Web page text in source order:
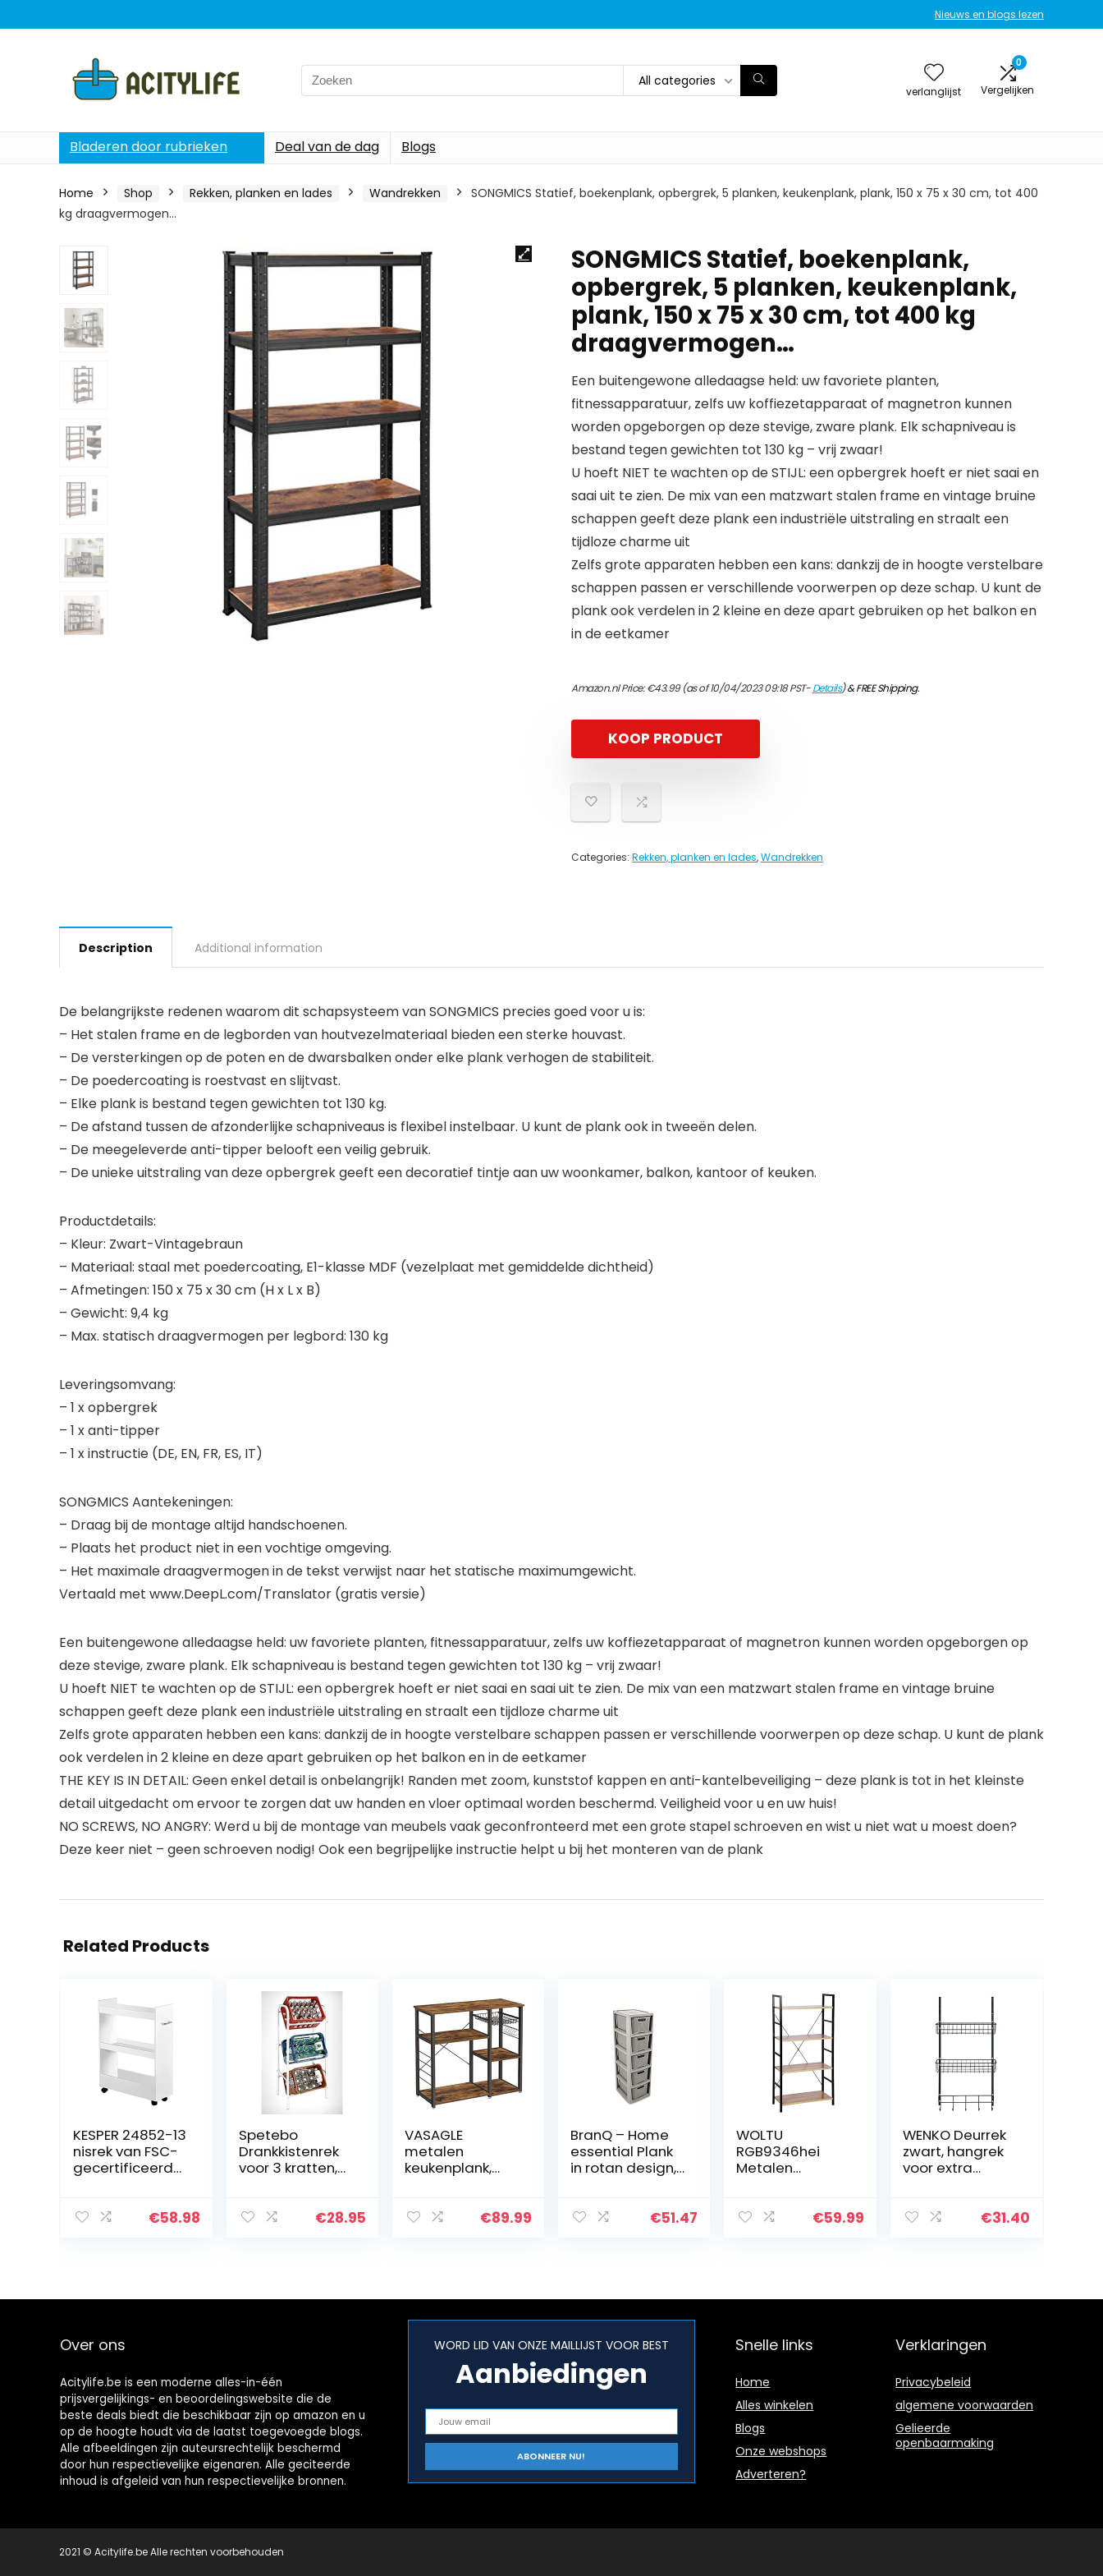
Nieuws en blogs lezen
Search
for:
All categories
verlanglijst
0
Vergelijken
Bladeren door rubrieken Deal van de dag Blogs
Home Shop Rekken, planken en lades Wandrekken
SONGMICS Statief, boekenplank, opbergrek, 5 planken, keukenplank, plank, 150 x 75 x 30 cm, tot 400
kg draagvermogen…
SONGMICS Statief, boekenplank,
opbergrek, 5 planken, keukenplank,
plank, 150 x 75 x 30 cm, tot 400 kg
draagvermogen…
Een buitengewone alledaagse held: uw favoriete planten,
fitnessapparatuur, zelfs uw koffiezetapparaat of magnetron kunnen
worden opgeborgen op deze stevige, zware plank. Elk schapniveau is
bestand tegen gewichten tot 130 kg – vrij zwaar!
U hoeft NIET te wachten op de STIJL: een opbergrek hoeft er niet saai en
saai uit te zien. De mix van een matzwart stalen frame en vintage bruine
schappen geeft deze plank een industriële uitstraling en straalt een
tijdloze charme uit
Zelfs grote apparaten hebben een kans: dankzij de in hoogte verstelbare
schappen passen er verschillende voorwerpen op deze schap. U kunt de
plank ook verdelen in 2 kleine en deze apart gebruiken op het balkon en
in de eetkamer
Amazon.nl Price:€43.99(as of 10/04/2023 09:18 PST-Details)&FREE Shipping.
KOOP PRODUCT
Categories: Rekken, planken en lades,Wandrekken
Description Additional information
De belangrijkste redenen waarom dit schapsysteem van SONGMICS precies goed voor u is:
– Het stalen frame en de legborden van houtvezelmateriaal bieden een sterke houvast.
– De versterkingen op de poten en de dwarsbalken onder elke plank verhogen de stabiliteit.
– De poedercoating is roestvast en slijtvast.
– Elke plank is bestand tegen gewichten tot 130 kg.
– De afstand tussen de afzonderlijke schapniveaus is flexibel instelbaar. U kunt de plank ook in tweeën delen.
– De meegeleverde anti-tipper belooft een veilig gebruik.
– De unieke uitstraling van deze opbergrek geeft een decoratief tintje aan uw woonkamer, balkon, kantoor of keuken.
Productdetails:
– Kleur: Zwart-Vintagebraun
– Materiaal: staal met poedercoating, E1-klasse MDF (vezelplaat met gemiddelde dichtheid)
– Afmetingen: 150 x 75 x 30 cm (H x L x B)
– Gewicht: 9,4 kg
– Max. statisch draagvermogen per legbord: 130 kg
Leveringsomvang:
– 1 x opbergrek
– 1 x anti-tipper
– 1 x instructie (DE, EN, FR, ES, IT)
SONGMICS Aantekeningen:
– Draag bij de montage altijd handschoenen.
– Plaats het product niet in een vochtige omgeving.
– Het maximale draagvermogen in de tekst verwijst naar het statische maximumgewicht.
Vertaald met www.DeepL.com/Translator (gratis versie)
Een buitengewone alledaagse held: uw favoriete planten, fitnessapparatuur, zelfs uw koffiezetapparaat of magnetron kunnen worden opgeborgen op
deze stevige, zware plank. Elk schapniveau is bestand tegen gewichten tot 130 kg – vrij zwaar!
U hoeft NIET te wachten op de STIJL: een opbergrek hoeft er niet saai en saai uit te zien. De mix van een matzwart stalen frame en vintage bruine
schappen geeft deze plank een industriële uitstraling en straalt een tijdloze charme uit
Zelfs grote apparaten hebben een kans: dankzij de in hoogte verstelbare schappen passen er verschillende voorwerpen op deze schap. U kunt de plank
ook verdelen in 2 kleine en deze apart gebruiken op het balkon en in de eetkamer
THE KEY IS IN DETAIL: Geen enkel detail is onbelangrijk! Randen met zoom, kunststof kappen en anti-kantelbeveiliging – deze plank is tot in het kleinste
detail uitgedacht om ervoor te zorgen dat uw handen en vloer optimaal worden beschermd. Veiligheid voor u en uw huis!
NO SCREWS, NO ANGRY: Werd u bij de montage van meubels vaak geconfronteerd met een grote stapel schroeven en wist u niet wat u moest doen?
Deze keer niet – geen schroeven nodig! Ook een begrijpelijke instructie helpt u bij het monteren van de plank
Related Products
KESPER 24852-13
nisrek van FSC-
gecertificeerd
gecoat/rek/rolr
€58.98
Spetebo
Drankkistenrek
voor 3 kratten,
€28.95
VASAGLE
metalen
keukenplank,
plaatsbesparen
draadmand,
met…
€89.99
BranQ – Home
essential Plank
in rotan design,
lichtgrijs, 29,5 x
€51.47
WOLTU
RGB9346hei
Metalen
Opslagplank in
€59.99
WENKO Deurrek
zwart, hangrek
voor extra
€31.40
Over ons
Acitylife.be is een moderne alles-in-één
prijsvergelijkings- en beoordelingswebsite die de
beste deals biedt die beschikbaar zijn op amazon en u
op de hoogte houdt via de laatst toegevoegde blogs.
Alle afbeeldingen zijn auteursrechtelijk beschermd
door hun respectievelijke eigenaren. Alle geciteerde
inhoud is afgeleid van hun respectievelijke bronnen.
WORD LID VAN ONZE MAILLIJST VOOR BEST
Aanbiedingen
Snelle links
Home
Alles winkelen
Blogs
Onze webshops
Adverteren?
Verklaringen
Privacybeleid
algemene voorwaarden
Gelieerde
openbaarmaking
2021 © Acitylife.be Alle rechten voorbehouden